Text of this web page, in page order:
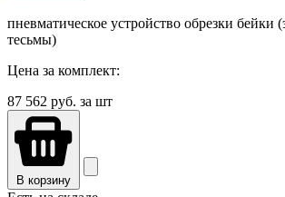
пневматическое устройство обрезки бейки
тесьмы)
Цена за комплект:
87 562 руб. за шт
В корзину